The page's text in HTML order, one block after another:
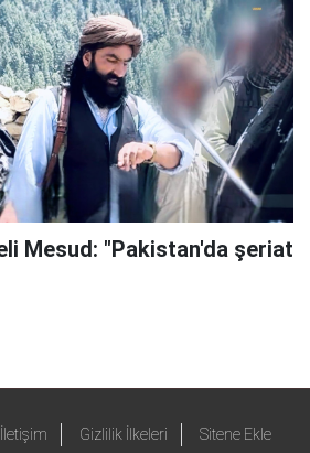
Mesud: "Pakistan'da şeriat
İletişim Gizlilik İlkeleri Sitene Ekle